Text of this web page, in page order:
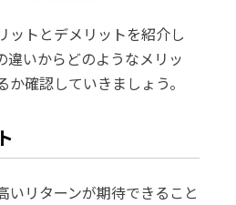
ットとデメリットを紹介し
違いからどのようなメリッ
か確認していきましょう。
いリターンが期待できること